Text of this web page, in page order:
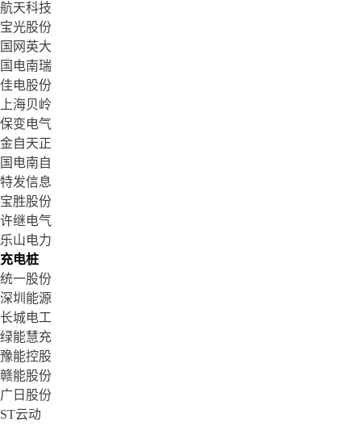
航天科技
宝光股份
国网英大
国电南瑞
佳电股份
上海贝岭
保变电气
金自天正
国电南自
特发信息
宝胜股份
许继电气
乐山电力
充电桩
统一股份
深圳能源
长城电工
绿能慧充
豫能控股
赣能股份
广日股份
ST云动